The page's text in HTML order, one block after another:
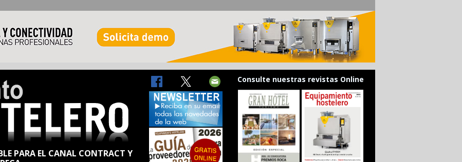
PARA EL CANAL CONTRACT Y
Consulte nuestras revistas Online